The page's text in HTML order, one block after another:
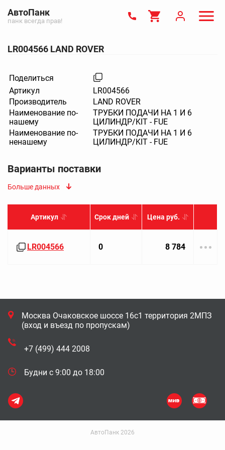
АвтоПанк
панк всегда прав!
LR004566 LAND ROVER
Поделиться
Артикул
LR004566
Производитель
LAND ROVER
Наименование по-
нашему
ТРУБКИ ПОДАЧИ НА 1 И 6
ЦИЛИНДР/KIT - FUE
Наименование по-
ненашему
ТРУБКИ ПОДАЧИ НА 1 И 6
ЦИЛИНДР/KIT - FUE
Варианты поставки
Больше данных
Артикул Срок дней Цена руб.
LR004566 0 8 784
Москва Очаковское шоссе 16с1 территория 2МПЗ
(вход и въезд по пропускам)
+7 (499) 444 2008
Будни с 9:00 до 18:00
АвтоПанк 2026